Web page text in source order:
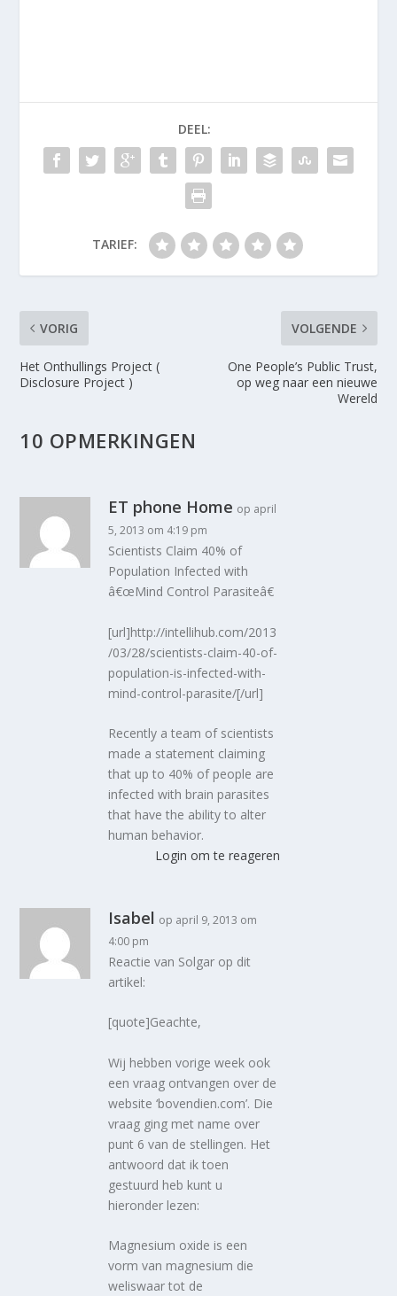
DEEL:
TARIEF:
VORIG
Het Onthullings Project (
Disclosure Project )
VOLGENDE
One People’s Public Trust,
op weg naar een nieuwe
Wereld
10 OPMERKINGEN
ET phone Home op april
5, 2013 om 4:19 pm
Scientists Claim 40% of
Population Infected with
â€œMind Control Parasiteâ€
[url]http://intellihub.com/2013
/03/28/scientists-claim-40-of-
population-is-infected-with-
mind-control-parasite/[/url]
Recently a team of scientists
made a statement claiming
that up to 40% of people are
infected with brain parasites
that have the ability to alter
human behavior.
Login om te reageren
Isabel op april 9, 2013 om
4:00 pm
Reactie van Solgar op dit
artikel:
[quote]Geachte,
Wij hebben vorige week ook
een vraag ontvangen over de
website ‘bovendien.com’. Die
vraag ging met name over
punt 6 van de stellingen. Het
antwoord dat ik toen
gestuurd heb kunt u
hieronder lezen:
Magnesium oxide is een
vorm van magnesium die
weliswaar tot de